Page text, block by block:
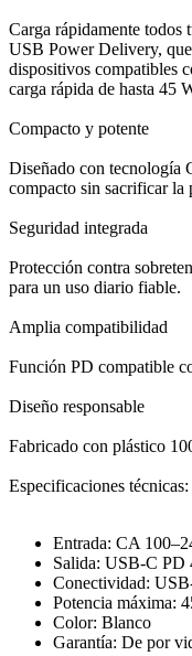
Carga rápidamente todos
USB Power Delivery,
dispositivos compatibles
carga rápida de hasta 45
Compacto y potente
Diseñado con tecnología
compacto sin sacrificar la
Seguridad integrada
Protección contra
para un uso diario fiable.
Amplia compatibilidad
Función PD compatible
Diseño responsable
Fabricado con plástico
Especificaciones técnicas:
Entrada: CA
Salida: USB-C PD
Conectividad:
Potencia máxima:
Color: Blanco
Garantía: De por